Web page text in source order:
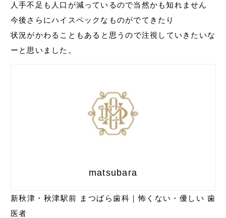
人手不足も人口が減っているので当然かも知れません
今後さらにハイスペックなものがでてきたり
状況がかわることもあると思うので注視していきたいな
ーと思いました。
matsubara
新秋津・秋津駅前 まつばら歯科｜怖くない・優しい 歯
医者